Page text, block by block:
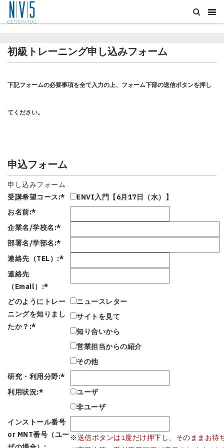
初級トレーニング申し込みフォーム
下記フォームの必要事項を全て入力の上、フォーム下部の送信ボタンを押し
てください。
申込フォーム
申し込みフォーム
受講希望コース:*
ENVI入門【6月17日（水）】
お名前:*
企業名/学校名:*
部署名/学部名:*
連絡先（TEL）:*
連絡先
（Email）:*
どのようにトレー
ニングを知りまし
たか？:*
ニュースレター
サイトを見て
知り合いから
営業担当からの紹介
その他
研究・利用分野:*
利用状況:*
ユーザ
非ユーザ
インストール番号
or MNT番号（ユー ※送信ボタンは1度だけ押下し、そのままお待